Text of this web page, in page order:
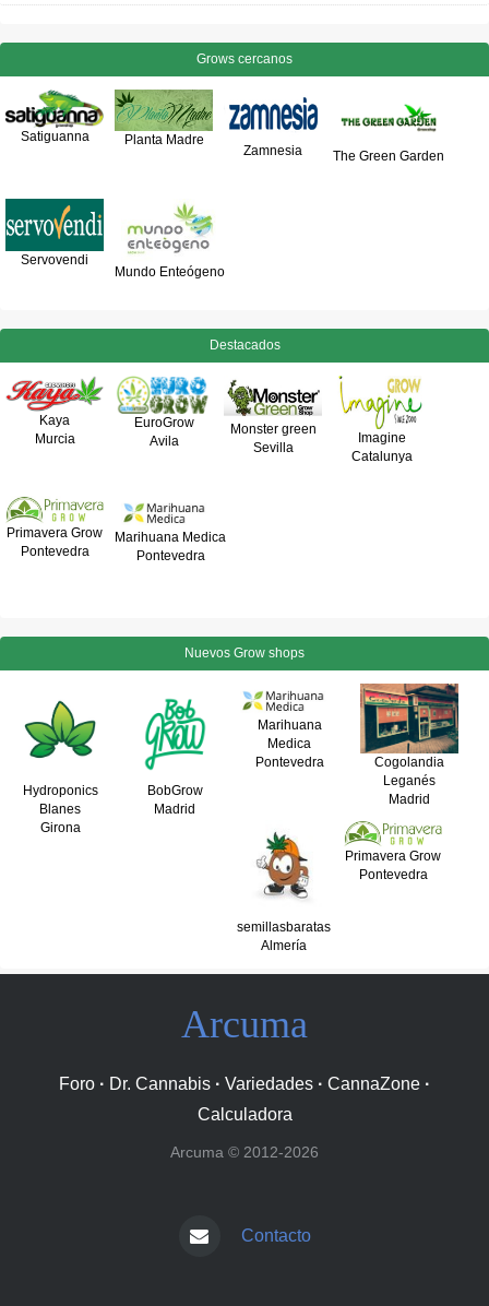
Grows cercanos
Satiguanna Planta Madre
Zamnesia The Green Garden
Servovendi
Mundo Enteógeno
Destacados
Kaya
Murcia
EuroGrow
Avila
Monster green
Sevilla
Imagine
Catalunya
Primavera Grow
Pontevedra
Marihuana Medica
Pontevedra
Nuevos Grow shops
Hydroponics
Blanes
Girona
BobGrow
Madrid
Marihuana
Medica
Pontevedra
Cogolandia
Leganés
Madrid
semillasbaratas
Almería
Primavera Grow
Pontevedra
Arcuma
Foro · Dr. Cannabis · Variedades · CannaZone ·
Calculadora
Arcuma © 2012-2026
Contacto